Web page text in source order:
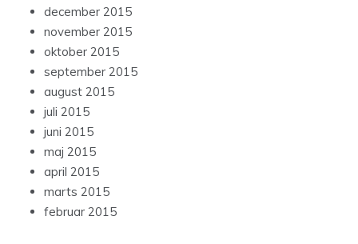
december 2015
november 2015
oktober 2015
september 2015
august 2015
juli 2015
juni 2015
maj 2015
april 2015
marts 2015
februar 2015